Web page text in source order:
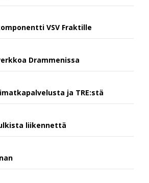
VSV Fraktille
Drammenissa
ja TRE:stä
liikennettä